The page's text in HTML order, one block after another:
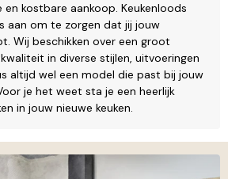
kostbare aankoop. Keukenloods
aan om te zorgen dat jij jouw
Wij beschikken over een groot
in diverse stijlen, uitvoeringen
altijd wel een model die past bij jouw
je het weet sta je een heerlijk
in jouw nieuwe keuken.